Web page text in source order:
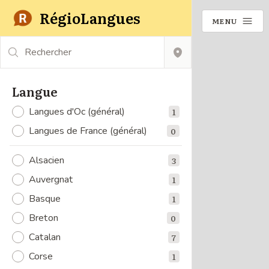
RégioLangues
Langue
Langues d'Oc (général) 1
Langues de France (général) 0
Alsacien 3
Auvergnat 1
Basque 1
Breton 0
Catalan 7
Corse 1
MENU